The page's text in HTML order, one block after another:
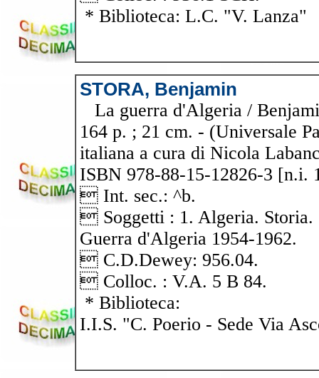
* Biblioteca: L.C. "V. Lanza"
STORA, Benjamin
La guerra d'Algeria /
164 p. ; 21 cm. - (Universale
italiana a cura di Nicola
ISBN 978-88-15-12826-3 [n.i.
 Int. sec.: ^b.
 Soggetti : 1. Algeria. Storia.
Guerra d'Algeria 1954-1962.
 C.D.Dewey: 956.04.
 Colloc. : V.A. 5 B 84.
* Biblioteca:
I.I.S. "C. Poerio - Sede Via